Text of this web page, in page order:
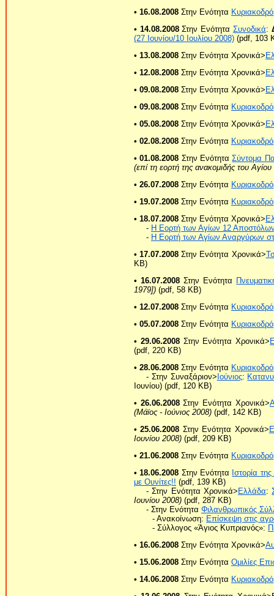
• 16.08.2008 Στην Ενότητα
• 14.08.2008Στην Ενότητα Συνοδικά:
(27 Ιουνίου/10 Ιουλίου 2008) (pdf, 103
• 13.08.2008 Στην Ενότητα Χρονικά>
• 12.08.2008 Στην Ενότητα Χρονικά>
• 09.08.2008 Στην Ενότητα Χρονικά>
• 09.08.2008 Στην Ενότητα
• 05.08.2008 Στην Ενότητα Χρονικά>
• 02.08.2008 Στην Ενότητα
• 01.08.2008 Στην ΕνότηταΣύντομα
(επί τη εορτή της ανακομιδής του
• 26.07.2008 Στην Ενότητα
• 19.07.2008 Στην Ενότητα
• 18.07.2008 Στην Ενότητα Χρονικά>
- Η Εορτή των Αγίων 12
- Η Εορτή των Αγίων Αναργύρων
• 17.07.2008 Στην Ενότητα Χρονικά>
KB)
• 16.07.2008 Στην Ενότητα
1979]) (pdf, 58 KB)
• 12.07.2008 Στην Ενότητα
• 05.07.2008 Στην Ενότητα
• 29.06.2008Στην Ενότητα Χρονικά>
(pdf, 220 KB)
• 28.06.2008 Στην Ενότητα
- Στην Συναξάριον>Ιούνιος:
Ιουνίου) (pdf, 120 KB)
• 26.06.2008Στην Ενότητα Χρονικά>
(Μάϊος - Ιούνιος 2008) (pdf, 142 KB)
• 25.06.2008 Στην Ενότητα Χρονικά>
Ιουνίου 2008) (pdf, 209 KB)
• 21.06.2008 Στην Ενότητα
• 18.06.2008 Στην Ενότητα Ιστορία
με Ουνίτες!! (pdf, 139 KB)
- Στην Ενότητα Χρονικά>Ελλάδα:
Ιουνίου 2008) (pdf, 287 KB)
- Στην Ενότητα Φιλανθρωπικός
- Ανακοίνωση: Επίσκεψη στις
- Σύλλογος «Άγιος Κυπριανός»:
• 16.06.2008 Στην Ενότητα Χρονικά>
• 15.06.2008 Στην Ενότητα Ομιλίες
• 14.06.2008 Στην Ενότητα